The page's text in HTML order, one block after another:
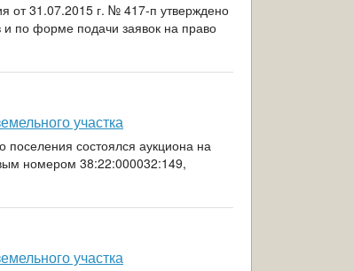
от 31.07.2015 г. № 417-п утверждено
и по форме подачи заявок на право
участка
поселения состоялся аукциона на
номером 38:22:000032:149,
участка